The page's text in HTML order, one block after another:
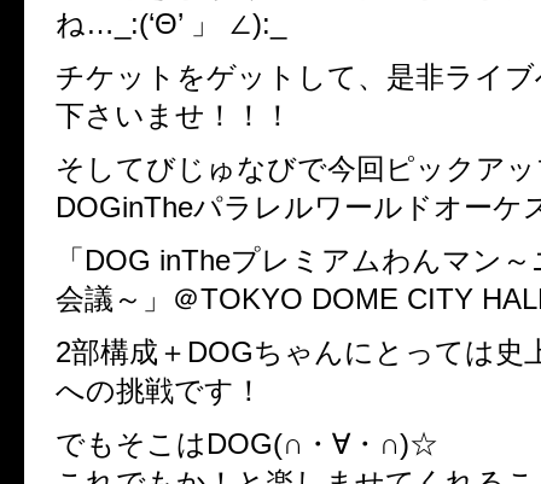
ね…_:(‘Θ’ 」 ∠):_
チケットをゲットして、是非ライ
下さいませ！！！
そしてびじゅなびで今回ピックア
DOGinTheパラレルワールドオーケ
「DOG inTheプレミアムわんマン
会議～」＠TOKYO DOME CITY
2部構成＋DOGちゃんにとっては史
への挑戦です！
でもそこはDOG(∩・∀・∩)☆